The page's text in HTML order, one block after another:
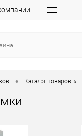
• Каталог товаров ⭐